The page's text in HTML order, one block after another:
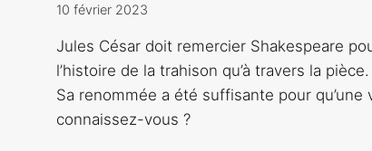
10 février 2023
Jules César doit remercier Shakespeare
l’histoire de la trahison qu’à travers la
Sa renommée a été suffisante pour
connaissez-vous ?